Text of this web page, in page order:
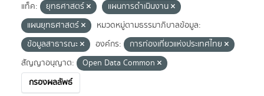
แท็ค: ยุทธศาสตร์
แผนการดำเนินงาน
แผนยุทธศาสตร์
หมวดหมู่ตามธรรมาภิบาลข้อมูล:
ข้อมูลสาธารณะ
องค์กร:
การท่องเที่ยวแห่งประเทศไทย
สัญญาอนุญาต:
Open Data Common
กรองผลลัพธ์